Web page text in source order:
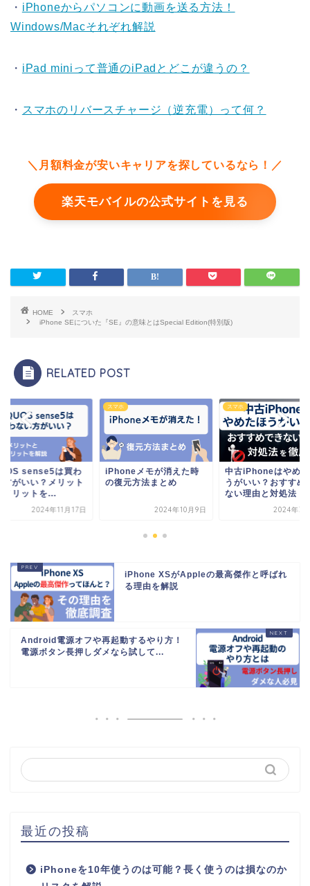
・ iPhoneからパソコンに動画を送る方法！
Windows/Macそれぞれ解説
・ iPad miniって普通のiPadとどこが違うの？
・ スマホのリバースチャージ（逆充電）って何？
＼月額料金が安いキャリアを探しているなら！／
楽天モバイルの公式サイトを見る
HOME
スマホ
iPhone SEについた『SE』の意味とはSpecial Edition(特別版)
RELATED POST
sense5は買わ
方がいい？メリット
メリットを...
2024年11月17日
スマホ
iPhoneメモが消えた時
の復元方法まとめ
2024年10月9日
スマホ
中古iPhoneはやめ
うがいい？おすすめ
ない理由と対処法
2024年3
iPhone XSがAppleの最高傑作と呼ばれ
る理由を解説
Android電源オフや再起動するやり方！
電源ボタン長押しダメなら試して...
最近の投稿
iPhoneを10年使うのは可能？長く使うのは損なのか